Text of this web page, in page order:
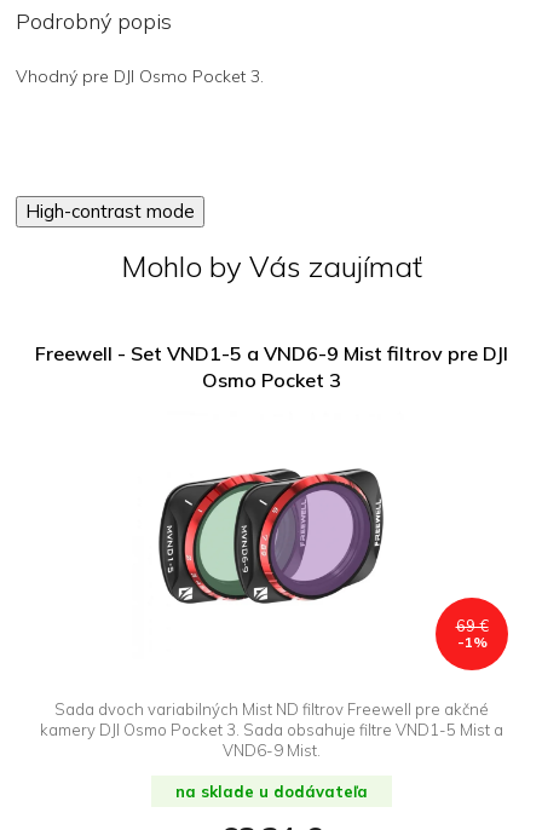
Podrobný popis
Vhodný pre DJI Osmo Pocket 3.
High-contrast mode
Mohlo by Vás zaujímať
Freewell - Set VND1-5 a VND6-9 Mist filtrov pre DJI
Osmo Pocket 3
69 €
-1%
Sada dvoch variabilných Mist ND filtrov Freewell pre akčné
kamery DJI Osmo Pocket 3. Sada obsahuje filtre VND1-5 Mist a
VND6-9 Mist.
na sklade u dodávateľa